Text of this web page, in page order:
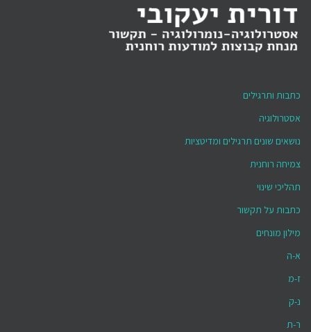
כתבות ותרגילים
אסטרולוגיה
נושאים שונים תרגילים ומדיטציות
צמיחה רוחנית
תהליכי שינוי
כתבות על תקשור
מילון מונחים
א-ה
ז-מ
נ-ק
ר-ת